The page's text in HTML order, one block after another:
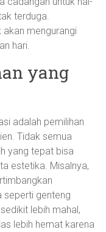
terduga.
akan mengurangi
hari.
yang
adalah pemilihan
Tidak semua
yang tepat bisa
estetika. Misalnya,
seperti genteng
lebih mahal,
lebih hemat karena